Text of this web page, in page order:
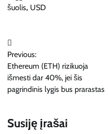
šuolis, USD
Navigacija
tarp
įrašų
Previous:
Ethereum (ETH) rizikuoja
išmesti dar 40%, jei šis
pagrindinis lygis bus prarastas
Susiję įrašai